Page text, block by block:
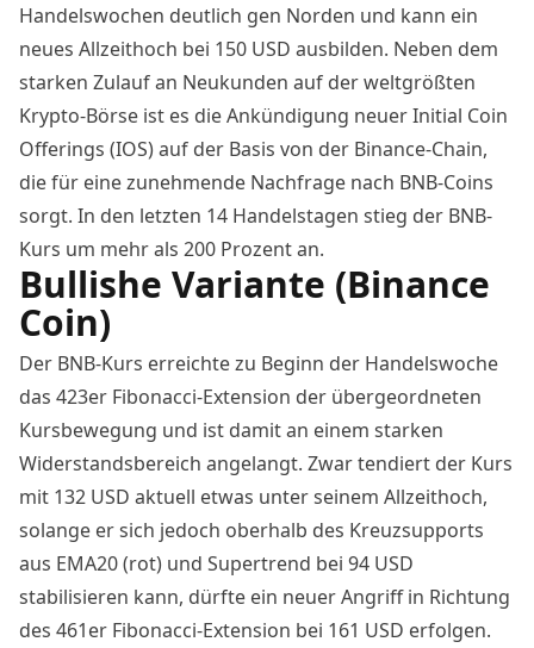
Handelswochen deutlich gen Norden und kann ein
neues Allzeithoch bei 150 USD ausbilden. Neben dem
starken Zulauf an Neukunden auf der weltgrößten
Krypto-Börse ist es die Ankündigung neuer Initial Coin
Offerings (IOS) auf der Basis von der Binance-Chain,
die für eine zunehmende Nachfrage nach BNB-Coins
sorgt. In den letzten 14 Handelstagen stieg der BNB-
Kurs um mehr als 200 Prozent an.
Bullishe Variante (Binance
Coin)
Der BNB-Kurs erreichte zu Beginn der Handelswoche
das 423er Fibonacci-Extension der übergeordneten
Kursbewegung und ist damit an einem starken
Widerstandsbereich angelangt. Zwar tendiert der Kurs
mit 132 USD aktuell etwas unter seinem Allzeithoch,
solange er sich jedoch oberhalb des Kreuzsupports
aus EMA20 (rot) und Supertrend bei 94 USD
stabilisieren kann, dürfte ein neuer Angriff in Richtung
des 461er Fibonacci-Extension bei 161 USD erfolgen.